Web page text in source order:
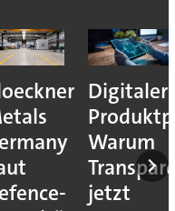
Digitaler
Warum
jetzt